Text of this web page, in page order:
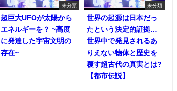
未分類
超巨大UFOが太陽から
エネルギーを？ ~高度
に発達した宇宙文明の
存在~
未分類
世界の起源は日本だっ
たという決定的証拠…
世界中で発見されるあ
りえない物体と歴史を
覆す超古代の真実とは?
【都市伝説】